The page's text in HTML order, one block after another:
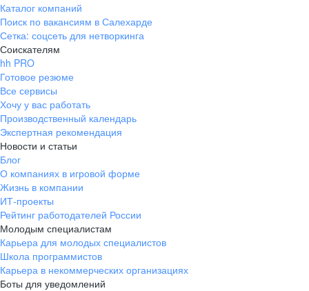
Каталог компаний
Поиск по вакансиям в Салехарде
Сетка: соцсеть для нетворкинга
Соискателям
hh PRO
Готовое резюме
Все сервисы
Хочу у вас работать
Производственный календарь
Экспертная рекомендация
Новости и статьи
Блог
О компаниях в игровой форме
Жизнь в компании
ИТ-проекты
Рейтинг работодателей России
Молодым специалистам
Карьера для молодых специалистов
Школа программистов
Карьера в некоммерческих организациях
Боты для уведомлений